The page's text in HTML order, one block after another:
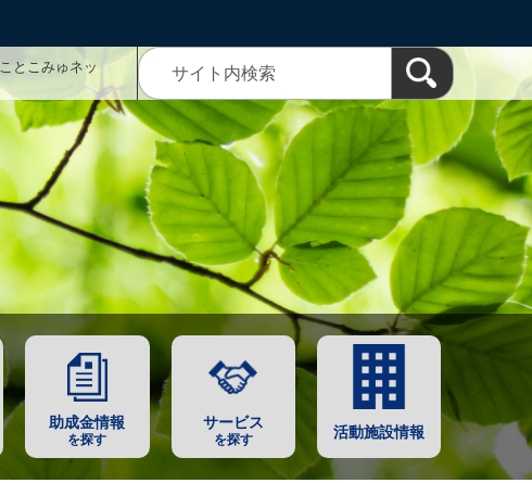
とこみゅネッ
助成金情報
を探す
サービス
を探す 活動施設情報